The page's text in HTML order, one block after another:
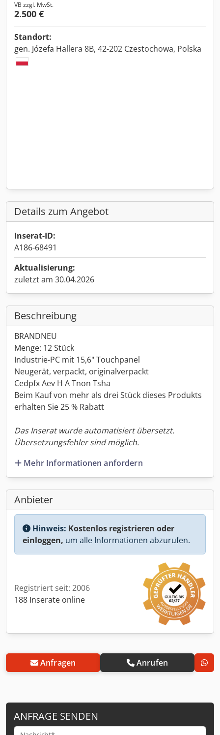
VB zzgl. MwSt.
2.500 €
Standort:
gen. Józefa Hallera 8B, 42-202 Czestochowa, Polska
Details zum Angebot
Inserat-ID:
A186-68491
Aktualisierung:
zuletzt am 30.04.2026
Beschreibung
BRANDNEU
Menge: 12 Stück
Industrie-PC mit 15,6" Touchpanel
Neugerät, verpackt, originalverpackt
Cedpfx Aev H A Tnon Tsha
Beim Kauf von mehr als drei Stück dieses Produkts
erhalten Sie 25 % Rabatt
Das Inserat wurde automatisiert übersetzt.
Übersetzungsfehler sind möglich.
Mehr Informationen anfordern
Anbieter
Hinweis: Kostenlos registrieren oder
einloggen, um alle Informationen abzurufen.
Registriert seit: 2006
188 Inserate online
Anfragen Anrufen
ANFRAGE SENDEN